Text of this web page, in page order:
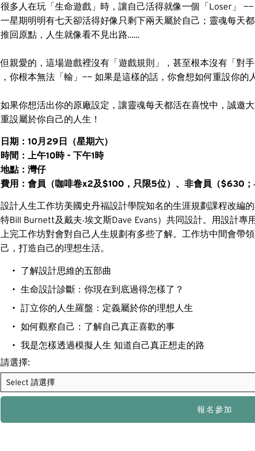
很多人在玩「生命遊戲」時，讓自己活得就像一個「Loser」
一星期明明有七天卻活得好像只剩下兩天屬於自己；靈魂每天
推回原點，人生就像看不見出路......
但親愛的，這場遊戲裡沒有「遊戲規則」，甚至根本沒有「對
，你根本無法「輸」—— 如果是這樣的話，你會想如何重設你的
如果你想活出你的原廠設定，讓靈魂每天都活在喜悅中，誠邀
重設屬於你自己的人生！
日期：10月29日（星期六）
時間：上午10時 - 下午1時
地點：灣仔
費用：會員（咖啡卷x2及$100，只限5位）、非會員（$630；
設計人生工作坊美國史丹福設計學院知名的生涯規劃課程改編
特Bill Burnett及戴夫‧埃文斯Dave Evans）共同設計。用設計專
上完工作坊對會對自己人生規劃有多些了解。工作坊中間會帶
己，打造自己的理想生活。
了解設計思維的五部曲
生命設計診斷：你現在到底過得怎樣了？
訂立你的人生羅盤：定義屬於你的理想人生
如何觀察自己：了解自己真正喜歡的事
我是怎樣透過模擬人生 知道自己真正想走的路
請選擇:
報名參加